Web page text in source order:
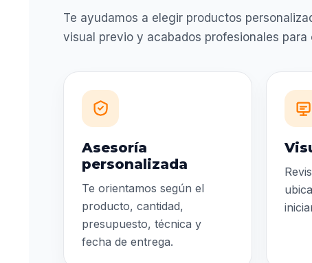
Te ayudamos a elegir productos
visual previo y acabados profesionales para
Asesoría
personalizada
Te orientamos según el
producto, cantidad,
presupuesto, técnica y
fecha de entrega.